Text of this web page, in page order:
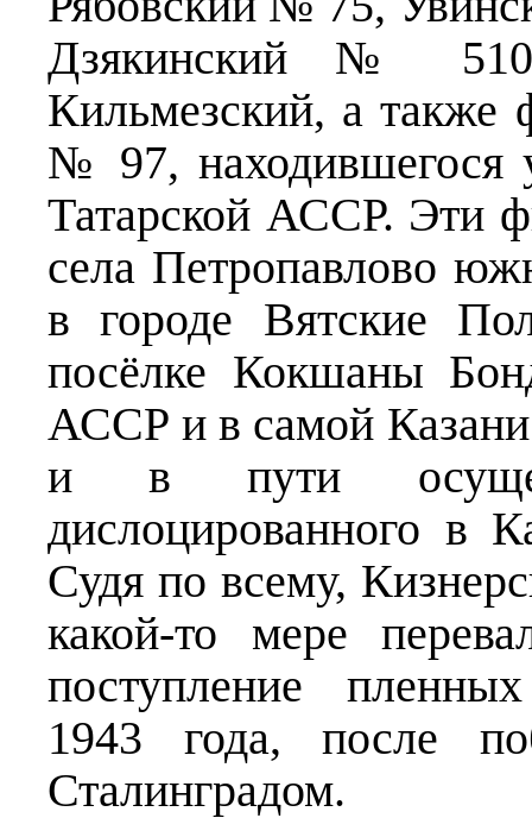
Дзякинский №
Кильмезский, а также
№ 97, находившегося
Татарской АССР. Эти
села Петропавлово
в городе Вятские
посёлке Кокшаны
АССР и в самой
и в пути
дислоцированного
Судя по всему,
какой-то мере
поступление
1943 года, после
Сталинградом.